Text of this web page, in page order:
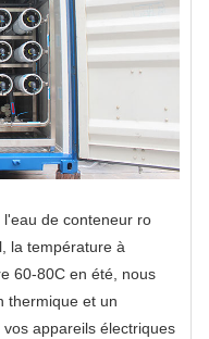
de conteneur ro
la température à
60-80C en été, nous
thermique et un
appareils électriques